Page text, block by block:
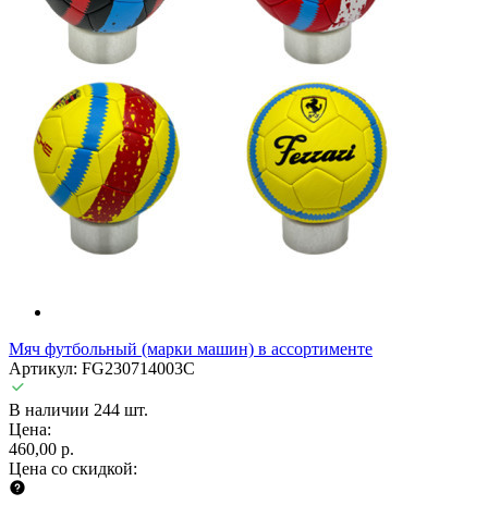
Мяч футбольный (марки машин) в ассортименте
Артикул: FG230714003C
В наличии 244 шт.
Цена:
460,00 р.
Цена со скидкой: